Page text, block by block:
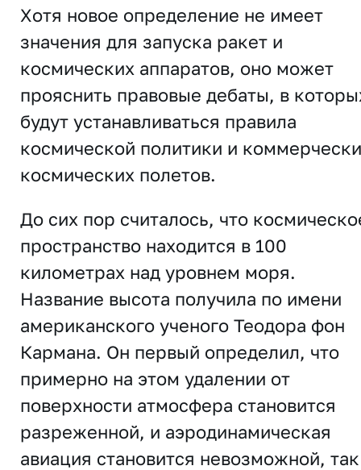
Хотя новое определение не имеет
значения для запуска ракет и
космических аппаратов, оно может
прояснить правовые дебаты, в
будут устанавливаться правила
космической политики и
космических полетов.
До сих пор считалось, что
пространство находится в 100
километрах над уровнем моря.
Название высота получила по имени
американского ученого Теодора фон
Кармана. Он первый определил, что
примерно на этом удалении от
поверхности атмосфера становится
разреженной, и аэродинамическая
авиация становится невозможной, так